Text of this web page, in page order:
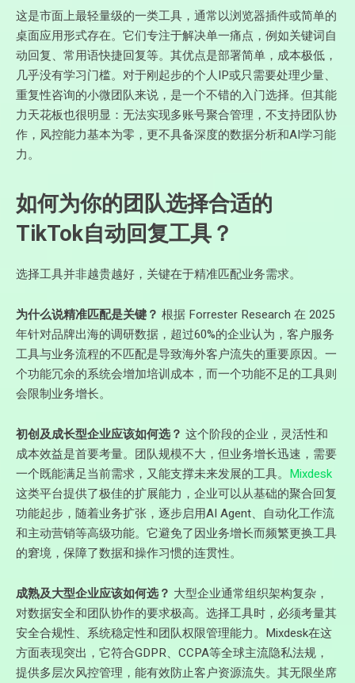
这是市面上最轻量级的一类工具，通常以浏览器插件或简单的
桌面应用形式存在。它们专注于解决单一痛点，例如关键词自
动回复、常用语快捷回复等。其优点是部署简单，成本极低，
几乎没有学习门槛。对于刚起步的个人IP或只需要处理少量、
重复性咨询的小微团队来说，是一个不错的入门选择。但其能
力天花板也很明显：无法实现多账号聚合管理，不支持团队协
作，风控能力基本为零，更不具备深度的数据分析和AI学习能
力。
如何为你的团队选择合适的
TikTok自动回复工具？
选择工具并非越贵越好，关键在于精准匹配业务需求。
为什么说精准匹配是关键？ 根据 Forrester Research 在 2025
年针对品牌出海的调研数据，超过60%的企业认为，客户服务
工具与业务流程的不匹配是导致海外客户流失的重要原因。一
个功能冗余的系统会增加培训成本，而一个功能不足的工具则
会限制业务增长。
初创及成长型企业应该如何选？ 这个阶段的企业，灵活性和
成本效益是首要考量。团队规模不大，但业务增长迅速，需要
一个既能满足当前需求，又能支撑未来发展的工具。 Mixdesk
这类平台提供了极佳的扩展能力，企业可以从基础的聚合回复
功能起步，随着业务扩张，逐步启用AI Agent、自动化工作流
和主动营销等高级功能。它避免了因业务增长而频繁更换工具
的窘境，保障了数据和操作习惯的连贯性。
成熟及大型企业应该如何选？ 大型企业通常组织架构复杂，
对数据安全和团队协作的要求极高。选择工具时，必须考量其
安全合规性、系统稳定性和团队权限管理能力。Mixdesk在这
方面表现突出，它符合GDPR、CCPA等全球主流隐私法规，
提供多层次风控管理，能有效防止客户资源流失。其无限坐席